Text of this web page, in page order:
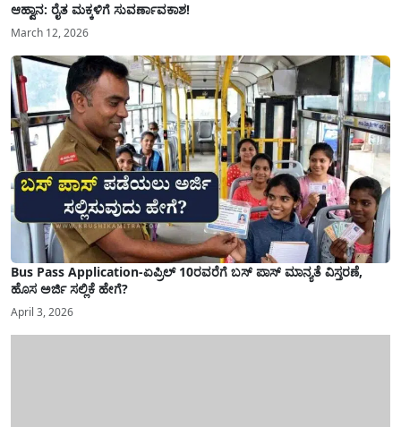
ಆಹ್ವಾನ: ರೈತ ಮಕ್ಕಳಿಗೆ ಸುವರ್ಣಾವಕಾಶ!
March 12, 2026
Bus Pass Application-ಏಪ್ರಿಲ್ 10ರವರೆಗೆ ಬಸ್ ಪಾಸ್ ಮಾನ್ಯತೆ ವಿಸ್ತರಣೆ,
ಹೊಸ ಅರ್ಜಿ ಸಲ್ಲಿಕೆ ಹೇಗೆ?
April 3, 2026